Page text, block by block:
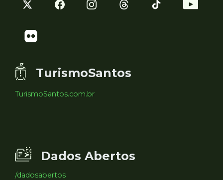
TurismoSantos
TurismoSantos.com.br
Dados Abertos
/dadosabertos